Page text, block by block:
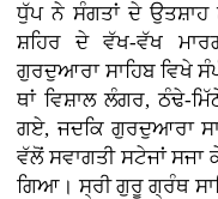
ਧੁੱਪ ਨੇ ਸੰਗਤਾਂ ਦੇ ਉਤਸ਼ਾਹ
ਸ਼ਹਿਰ ਦੇ ਵੱਖ-ਵੱਖ
ਗੁਰਦੁਆਰਾ ਸਾਹਿਬ ਵਿਖੇ
ਥਾਂ ਵਿਸ਼ਾਲ ਲੰਗਰ, ਠੰਢੇ-
ਗਏ, ਜਦਕਿ ਗੁਰਦੁਆਰਾ
ਵੱਲੋਂ ਸਵਾਗਤੀ ਸਟੇਜਾਂ ਸਜਾ
ਗਿਆ। ਸ੍ਰੀ ਗੁਰੂ ਗ੍ਰੰਥ